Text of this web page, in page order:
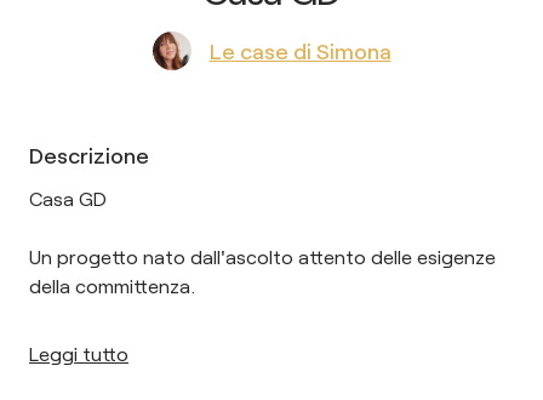
Le case di Simona
Descrizione
Casa GD
Un progetto nato dall'ascolto attento delle esigenze
della committenza.
Leggi tutto